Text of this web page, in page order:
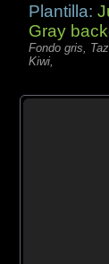
Plantilla:
Gray
Fondo gris,
Kiwi,